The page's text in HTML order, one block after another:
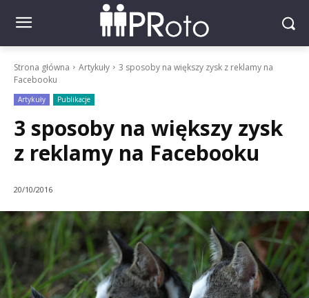
Strona główna Artykuły
3 sposoby na większy zysk z reklamy na
Facebooku
Artykuły Publikacje
3 sposoby na większy zysk
z reklamy na Facebooku
20/10/2016